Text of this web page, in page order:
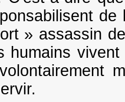
» assassin
humains